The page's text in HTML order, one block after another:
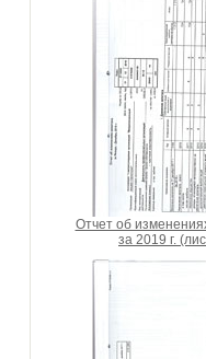
Отчет об
за 2019 г.